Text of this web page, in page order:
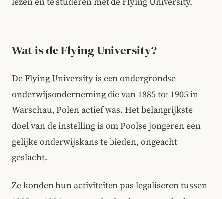
Wat is de Flying University?
De Flying University is een ondergrondse
onderwijsonderneming die van 1885 tot 1905 in
Warschau, Polen actief was. Het belangrijkste
doel van de instelling is om Poolse jongeren een
gelijke onderwijskans te bieden, ongeacht
geslacht.
Ze konden hun activiteiten pas legaliseren tussen